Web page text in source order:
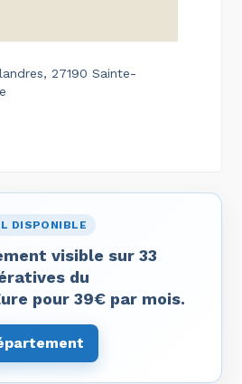
27190 Sainte-
DISPONIBLE
visible sur 33
du
pour 39€ par mois.